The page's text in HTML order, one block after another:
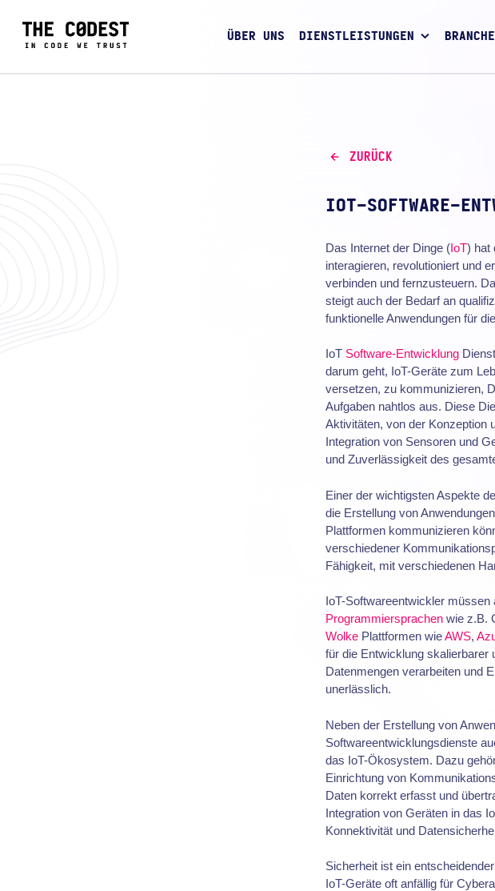
ÜBER UNS DIENSTLEISTUNGEN
ZURÜCK
IOT-SOFTWARE-
Das Internet der Dinge (IoT) hat
interagieren, revolutioniert und
verbinden und fernzusteuern.
steigt auch der Bedarf an
funktionelle Anwendungen für
IoT Software-Entwicklung
darum geht, IoT-Geräte zum
versetzen, zu kommunizieren,
Aufgaben nahtlos aus. Diese
Aktivitäten, von der Konzeption
Integration von Sensoren und
und Zuverlässigkeit des
Einer der wichtigsten Aspekte
die Erstellung von
Plattformen kommunizieren
verschiedener
Fähigkeit, mit verschiedenen
IoT-Softwareentwickler
Programmiersprachenwie z.B.
WolkePlattformen wieAWS,
für die Entwicklung skalierbarer
Datenmengen verarbeiten und
unerlässlich.
Neben der Erstellung von
Softwareentwicklungsdienste
das IoT-Ökosystem. Dazu
Einrichtung von
Daten korrekt erfasst und
Integration von Geräten in das
Konnektivität und
Sicherheit ist ein
IoT-Geräte oft anfällig für